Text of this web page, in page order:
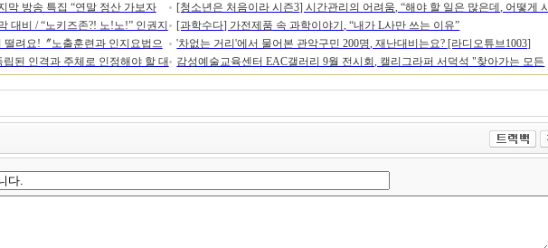
후 폭풍...“불안, 우울 등 심리문제 어떻게 대처하나요?”
막 방송 특집 “연말 정산 가보자
[청소년은 처음이라 시즌3] 시간관리의 어려움, “해야 할 일은 많은데, 어떻게 시
간을 효율적으로 잘 사용할 수 있을까요?”
대비 / “노키즈존?! 노!노!” 인권지
[과학수다] 가전제품 속 과학이야기, “내가 L사만 쓰는 이유”
려요!〞노출훈련과 인지요법으
'차없는 거리'에서 물어본 관악구민 200명, 재난대비는요? [라디오튜브1003]
된 인격과 주체로 인정해야 할 대
감성예술교육센터 EAC갤러리 9월 전시회, 캘리그라퍼 서덕석 "찾아가는 모든